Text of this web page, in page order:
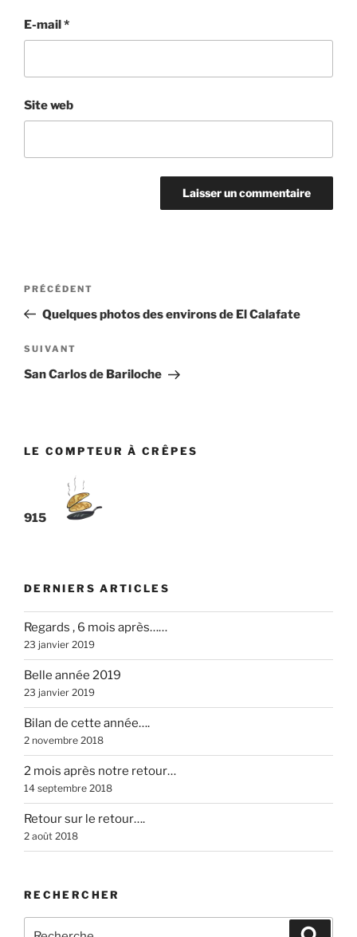
E-mail*
Site web
Navigation
l’article
Article
précédent
PRÉCÉDENT
Quelques photos des environs de El Calafate
Article
suivant
SUIVANT
San Carlos de Bariloche
LE COMPTEUR À CRÊPES
915
DERNIERS ARTICLES
Regards , 6 mois après……
23 janvier 2019
Belle année 2019
23 janvier 2019
Bilan de cette année….
2 novembre 2018
2 mois après notre retour…
14 septembre 2018
Retour sur le retour….
2 août 2018
RECHERCHER